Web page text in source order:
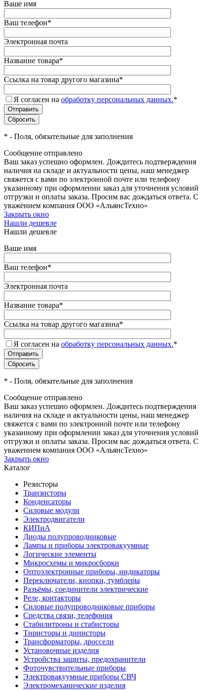
Ваше имя
Ваш телефон*
Электронная почта
Название товара*
Ссылка на товар другого магазина*
Я согласен на обработку персональных данных.*
* - Поля, обязательные для заполнения
Сообщение отправлено
Ваш заказ успешно оформлен. Дождитесь подтверждения
наличия на складе и актуальности цены, наш менеджер
свяжется с вами по электронной почте или телефону
указанному при оформлении заказ для уточнения условий
отгрузки и оплаты заказа. Просим вас дождаться ответа. С
уважением компания ООО «АльянсТехно»
Закрыть окно
Нашли дешевле
Нашли дешевле
Ваше имя
Ваш телефон*
Электронная почта
Название товара*
Ссылка на товар другого магазина*
Я согласен на обработку персональных данных.*
* - Поля, обязательные для заполнения
Сообщение отправлено
Ваш заказ успешно оформлен. Дождитесь подтверждения
наличия на складе и актуальности цены, наш менеджер
свяжется с вами по электронной почте или телефону
указанному при оформлении заказ для уточнения условий
отгрузки и оплаты заказа. Просим вас дождаться ответа. С
уважением компания ООО «АльянсТехно»
Закрыть окно
Каталог
Резисторы
Транзисторы
Конденсаторы
Силовые модули
Электродвигатели
КИПиА
Диоды полупроводниковые
Лампы и приборы электровакуумные
Логические элементы
Микросхемы и микросборки
Оптоэлектронные приборы, индикаторы
Переключатели, кнопки, тумблеры
Разъёмы, соединители электрические
Реле, контакторы
Силовые полупроводниковые приборы
Средства связи, телефония
Стабилитроны и стабисторы
Тиристоры и динисторы
Трансформаторы, дроссели
Установочные изделия
Устройства защиты, предохранители
Фоточувствительные приборы
Электровакуумные приборы СВЧ
Электромеханические изделия